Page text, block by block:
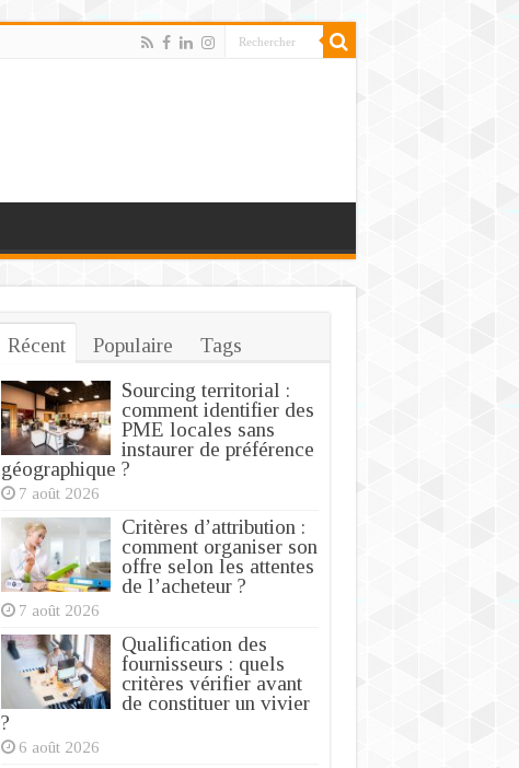
Récent Populaire
Tags
Sourcing territorial :
comment identifier des
PME locales sans
instaurer de préférence
géographique ?
7 août 2026
Critères d’attribution :
comment organiser son
offre selon les attentes
de l’acheteur ?
7 août 2026
Qualification des
fournisseurs : quels
critères vérifier avant
de constituer un vivier
?
6 août 2026